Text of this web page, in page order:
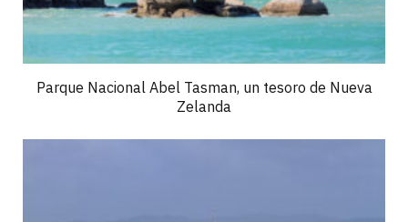
Parque Nacional Abel Tasman, un tesoro de Nueva
Zelanda